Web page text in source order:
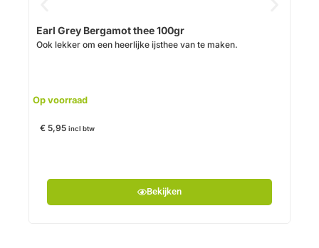
Earl Grey Bergamot thee 100gr
Ook lekker om een heerlijke ijsthee van te maken.
Op voorraad
€ 5,95 incl btw
Bekijken